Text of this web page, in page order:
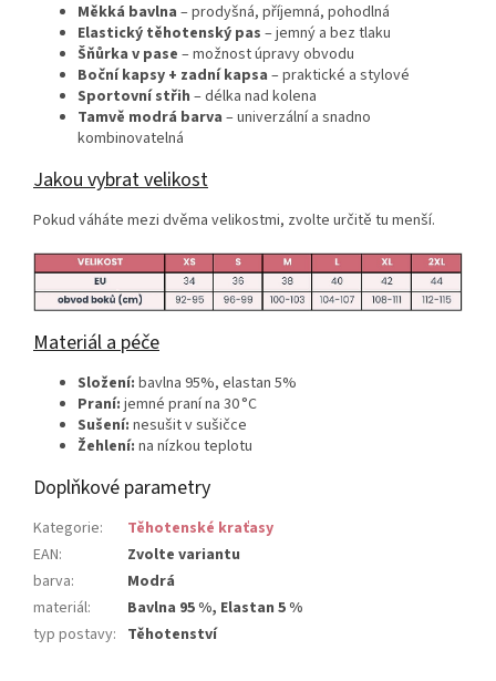
Měkká bavlna – prodyšná, příjemná, pohodlná
Elastický těhotenský pas – jemný a bez tlaku
Šňůrka v pase – možnost úpravy obvodu
Boční kapsy + zadní kapsa – praktické a stylové
Sportovní střih – délka nad kolena
Tamvě modrá barva – univerzální a snadno
kombinovatelná
Jakou vybrat velikost
Pokud váháte mezi dvěma velikostmi, zvolte určitě tu menší.
Materiál a péče
Složení: bavlna 95%, elastan 5%
Praní: jemné praní na 30 °C
Sušení: nesušit v sušičce
Žehlení: na nízkou teplotu
Doplňkové parametry
Kategorie:
Těhotenské kraťasy
EAN:
Zvolte variantu
barva:
Modrá
materiál:
Bavlna 95 %, Elastan 5 %
typ postavy: Těhotenství